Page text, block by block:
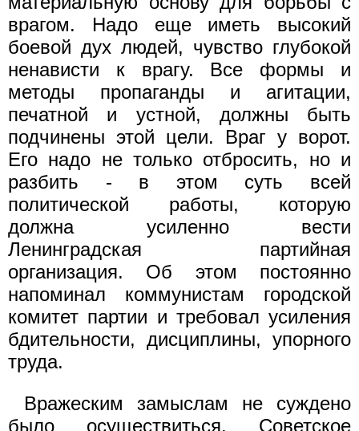
врагом. Надо еще иметь высокий
боевой дух людей, чувство глубокой
ненависти к врагу. Все формы и
методы пропаганды и агитации,
печатной и устной, должны быть
подчинены этой цели. Враг у ворот.
Его надо не только отбросить, но и
разбить - в этом суть всей
политической работы, которую
должна усиленно вести
Ленинградская партийная
организация. Об этом постоянно
напоминал коммунистам городской
комитет партии и требовал усиления
бдительности, дисциплины, упорного
труда.
Вражеским замыслам не суждено
было осуществиться. Советское